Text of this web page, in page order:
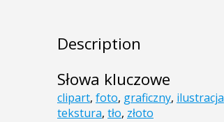
Description
Słowa kluczowe
clipart, foto, graficzny, ilustracja
tekstura, tło, złoto